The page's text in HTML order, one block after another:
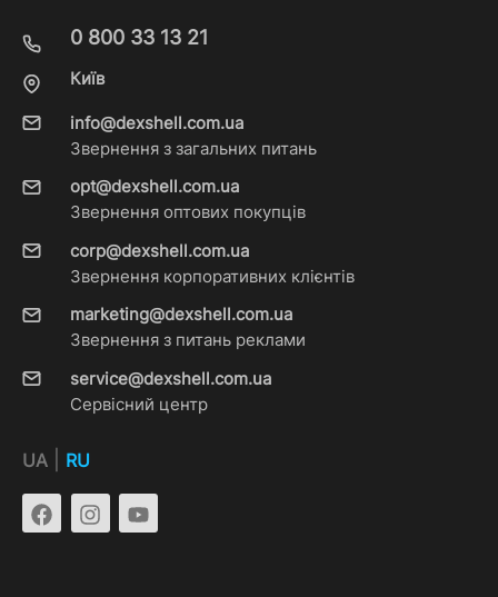
0 800 33 13 21
Київ
info@dexshell.com.ua
Звернення з загальних питань
opt@dexshell.com.ua
Звернення оптових покупців
corp@dexshell.com.ua
Звернення корпоративних клієнтів
marketing@dexshell.com.ua
Звернення з питань реклами
service@dexshell.com.ua
Сервісний центр
UA RU